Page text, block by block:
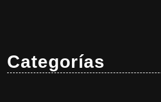
Categorías